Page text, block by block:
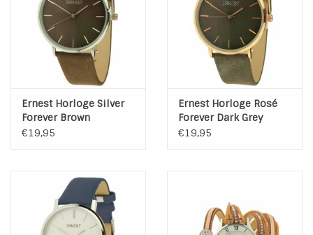
Fashion
ON THE BEACH
Charmin*s
LIFESTYLE PRODUCTEN
INSPIRATIE
Ernest Horloge Silver
Forever Brown
€19,95
Ernest Horloge Rosé
Forever Dark Grey
€19,95